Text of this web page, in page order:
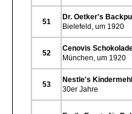
51
Dr. Oetker's
Bielefeld, um 1920
52
Cenovis
München, um 1920
53
Nestle's Kindermehl
30er Jahre